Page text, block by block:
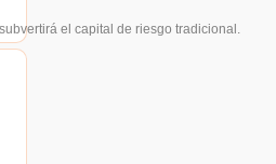
el capital de riesgo tradicional.